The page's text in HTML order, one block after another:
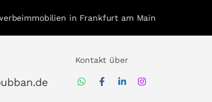
in Frankfurt am Main
Kontakt über